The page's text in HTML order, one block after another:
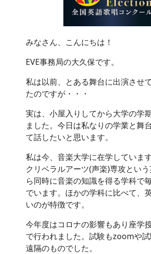
みなさん、こんにちは！
EVE事務局の大久保です。
私は以前、とある舞台に出演させ
たのですが・・・
実は、小屋入りしてから大学の学
ました。今日は私なりの学業と舞
て話したいと思います。
私は今、音楽大学に在学していま
クリベラルアーツ(声楽)専攻とい
ら同時に音楽の知識を得る学科で
でいます。ほかの学科に比べて、
いのが特徴です。
今年度はコロナの影響もあり座学
で行われました。試験もzoomや
遠隔のものでした。